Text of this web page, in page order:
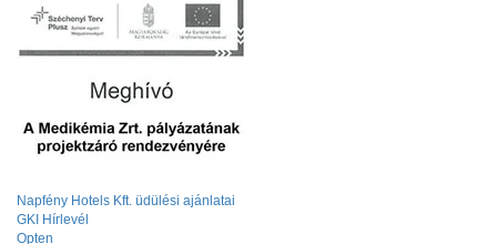
Napfény Hotels Kft. üdülési ajánlatai
GKI Hírlevél
Opten